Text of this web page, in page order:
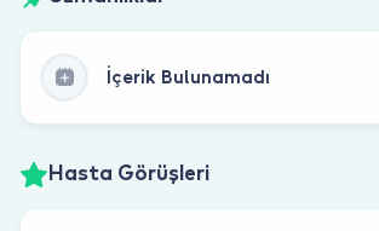
İçerik Bulunamadı
Hasta Görüşleri